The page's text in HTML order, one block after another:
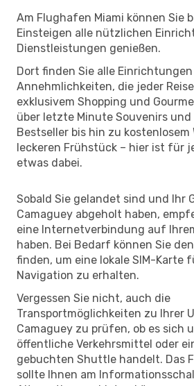
Am Flughafen Miami können Sie
Einsteigen alle nützlichen
Dienstleistungen genießen.
Dort finden Sie alle
Annehmlichkeiten, die jeder
exklusivem Shopping und
über letzte Minute Souvenirs
Bestseller bis hin zu kostenlosem
leckeren Frühstück – hier ist für
etwas dabei.
Sobald Sie gelandet sind und Ihr
Camaguey abgeholt haben,
eine Internetverbindung auf
haben. Bei Bedarf können Sie
finden, um eine lokale SIM-Karte
Navigation zu erhalten.
Vergessen Sie nicht, auch die
Transportmöglichkeiten zu Ihrer
Camaguey zu prüfen, ob es sich
öffentliche Verkehrsmittel oder
gebuchten Shuttle handelt. Das
sollte Ihnen am